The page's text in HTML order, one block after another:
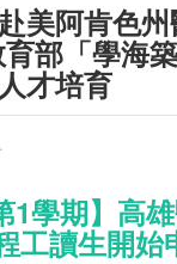
美阿肯色
部「學海
才培育
1學期】高
工讀生開始